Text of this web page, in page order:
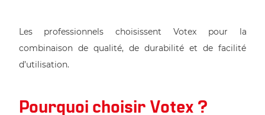
Les professionnels choisissent Votex pour la
combinaison de qualité, de durabilité et de facilité
d’utilisation.
Pourquoi choisir Votex ?